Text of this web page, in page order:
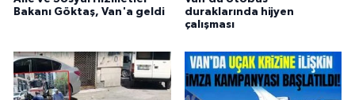
Bakanı Göktaş, Van'a geldi
duraklarında hijyen
çalışması